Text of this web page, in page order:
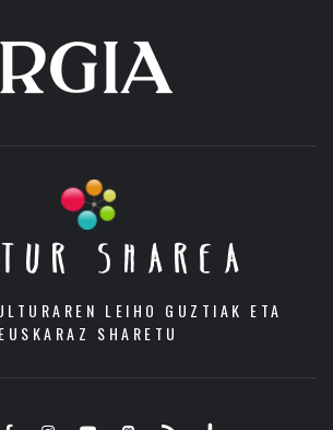
SHAREA
LEIHO GUZTIAK ETA
EUSKARAZ SHARETU